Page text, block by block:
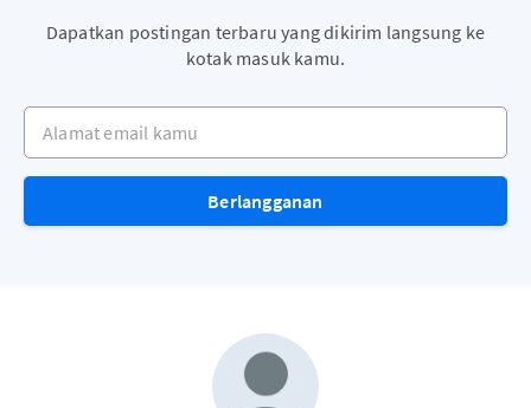
Dapatkan postingan terbaru yang dikirim langsung ke
kotak masuk kamu.
Alamat email kamu
Berlangganan